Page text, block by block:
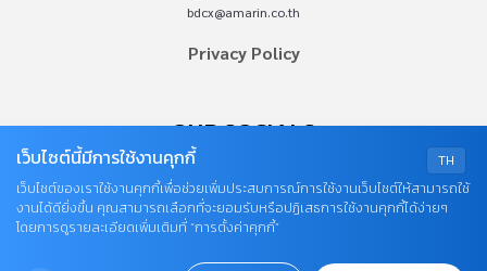
bdcx@amarin.co.th
Privacy Policy
OUR SOCIALS
TH
เว็บไซต์นี้มีการใช้งานคุกกี้
เว็บไซต์ของเราใช้งานคุกกี้เพื่อช่วยเพิ่มประสบการณ์การใช้งานเว็บไซต์ให้สามารถใช้
งานได้ดียิ่งขึ้น คุณสามารถเลือกที่จะยอมรับหรือปฏิเสธการใช้งานคุกกี้ได้ง่ายๆ
โดยการดูรายละเอียดเพิ่มเติมที่ “การตั้งค่าคุกกี้”